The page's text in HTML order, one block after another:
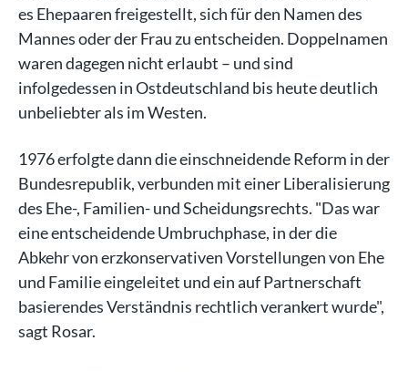
es Ehepaaren freigestellt, sich für den Namen des
Mannes oder der Frau zu entscheiden. Doppelnamen
waren dagegen nicht erlaubt – und sind
infolgedessen in Ostdeutschland bis heute deutlich
unbeliebter als im Westen.
1976 erfolgte dann die einschneidende Reform in der
Bundesrepublik, verbunden mit einer Liberalisierung
des Ehe-, Familien- und Scheidungsrechts. "Das war
eine entscheidende Umbruchphase, in der die
Abkehr von erzkonservativen Vorstellungen von Ehe
und Familie eingeleitet und ein auf Partnerschaft
basierendes Verständnis rechtlich verankert wurde",
sagt Rosar.